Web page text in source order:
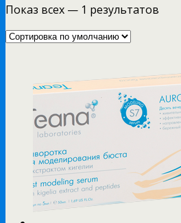
Показ всех — 1 результатов